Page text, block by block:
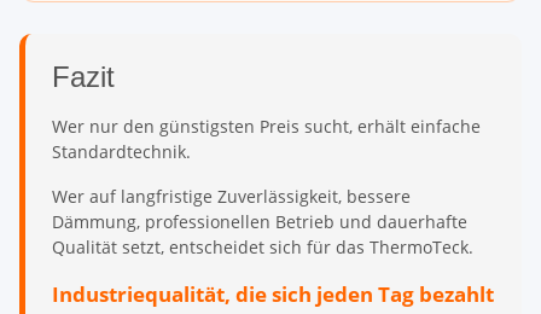
Fazit
Wer nur den günstigsten Preis sucht, erhält einfache
Standardtechnik.
Wer auf langfristige Zuverlässigkeit, bessere
Dämmung, professionellen Betrieb und dauerhafte
Qualität setzt, entscheidet sich für das ThermoTeck.
Industriequalität, die sich jeden Tag bezahlt